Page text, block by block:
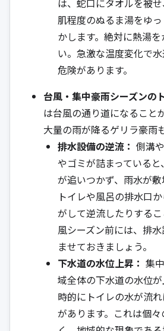
肌程度のぬるま湯をゆ
かします。絶対に熱湯
い。急激な温度変化で
危険があります。
台風・集中豪雨シーズンの
は台風の通り道になること
大量の雨が降るゲリラ豪雨
排水設備の逆流： 側溝
やゴミが詰まっている
が追いつかず、雨水が敷
トイレや風呂の排水口
がして逆流したりする
風シーズン前には、排
ませておきましょう。
下水道の水位上昇： 集
域全体の下水道の水位
時的にトイレの水が流
があります。これは個